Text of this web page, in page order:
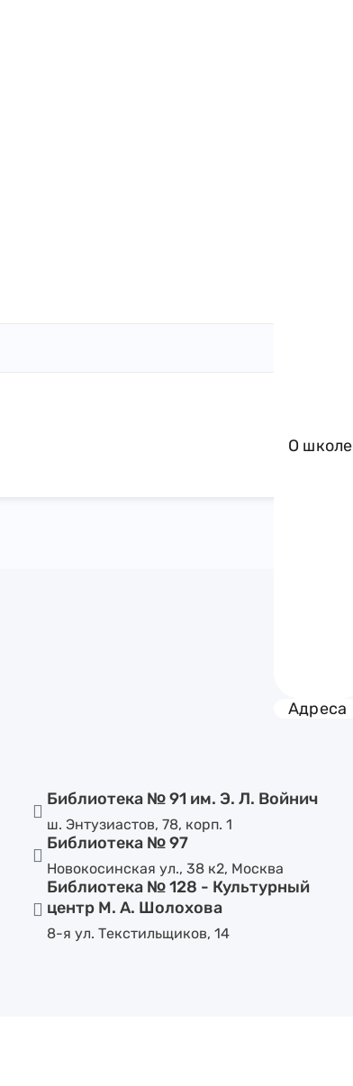
О школе
Адреса
Библиотека № 91 им. Э. Л. Войнич
ш. Энтузиастов, 78, корп. 1
Библиотека № 97
Новокосинская ул., 38 к2, Москва
Библиотека № 128 - Культурный
центр М. А. Шолохова
8-я ул. Текстильщиков, 14